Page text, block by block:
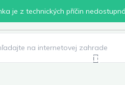
je z technických příčin